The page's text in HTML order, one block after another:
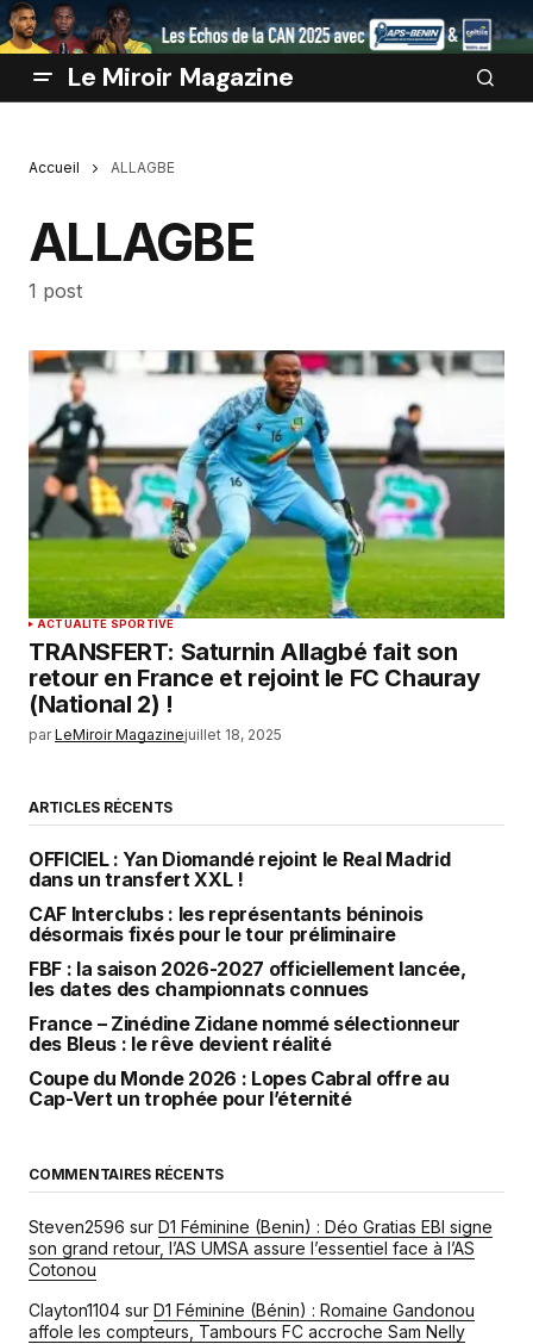
Le Miroir Magazine
Accueil ALLAGBE
ALLAGBE
1 post
ACTUALITÉ SPORTIVE
TRANSFERT: Saturnin Allagbé fait son
retour en France et rejoint le FC Chauray
(National 2) !
par LeMiroir Magazinejuillet 18, 2025
ARTICLES RÉCENTS
OFFICIEL : Yan Diomandé rejoint le Real Madrid
dans un transfert XXL !
CAF Interclubs : les représentants béninois
désormais fixés pour le tour préliminaire
FBF : la saison 2026-2027 officiellement lancée,
les dates des championnats connues
France – Zinédine Zidane nommé sélectionneur
des Bleus : le rêve devient réalité
Coupe du Monde 2026 : Lopes Cabral offre au
Cap-Vert un trophée pour l’éternité
COMMENTAIRES RÉCENTS
Steven2596 sur D1 Féminine (Benin) : Déo Gratias EBI signe
son grand retour, l’AS UMSA assure l’essentiel face à l’AS
Cotonou
Clayton1104 sur D1 Féminine (Bénin) : Romaine Gandonou
affole les compteurs, Tambours FC accroche Sam Nelly